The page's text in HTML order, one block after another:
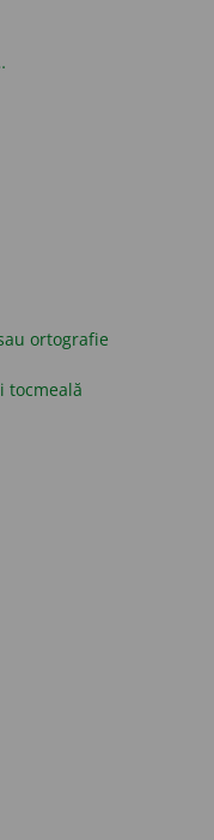
ortografie
tocmeală